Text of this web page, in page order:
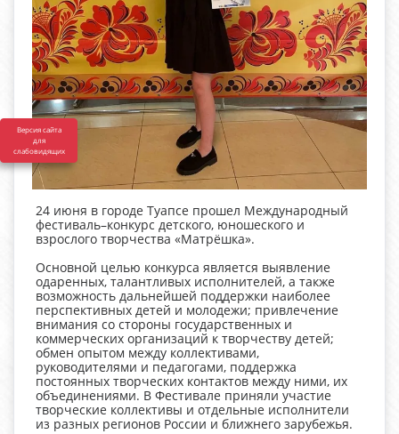
Версия сайта
для
слабовидящих
24 июня в городе Туапсе прошел Международный
фестиваль–конкурс детского, юношеского и
взрослого творчества «Матрёшка».
Основной целью конкурса является выявление
одаренных, талантливых исполнителей, а также
возможность дальнейшей поддержки наиболее
перспективных детей и молодежи; привлечение
внимания со стороны государственных и
коммерческих организаций к творчеству детей;
обмен опытом между коллективами,
руководителями и педагогами, поддержка
постоянных творческих контактов между ними, их
объединениями. В Фестивале приняли участие
творческие коллективы и отдельные исполнители
из разных регионов России и ближнего зарубежья.